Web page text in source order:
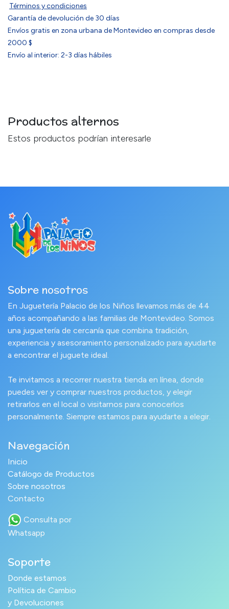
Términos y condiciones
Garantía de devolución de 30 días
Envíos gratis en zona urbana de Montevideo en compras desde
2000 $
Envío al interior: 2-3 días hábiles
Productos alternos
Estos productos podrían interesarle
Sobre nosotros
En Juguetería Palacio de los Niños llevamos más de 44
años acompañando a las familias de Montevideo. Somos
una juguetería de cercanía que combina tradición,
experiencia y asesoramiento personalizado para ayudarte
a encontrar el juguete ideal.
Te invitamos a recorrer nuestra tienda en línea, donde
puedes ver y comprar nuestros productos, y elegir
retirarlos en el local o visitarnos para conocerlos
personalmente. Siempre estamos para ayudarte a elegir.
Navegación
Inicio
Catálogo de Productos
Sobre nosotros
Contacto
Consulta por
Whatsapp
Soporte
Donde estamos
Política de Cambio
y Devoluciones